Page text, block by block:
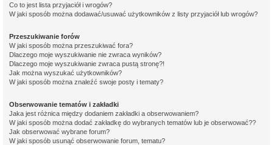
Co to jest lista przyjaciół i wrogów?
W jaki sposób można dodawać/usuwać użytkowników z listy przyjaciół lub wrogów?
Przeszukiwanie forów
W jaki sposób można przeszukiwać fora?
Dlaczego moje wyszukiwanie nie zwraca wyników?
Dlaczego moje wyszukiwanie zwraca pustą stronę?!
Jak można wyszukać użytkowników?
W jaki sposób można znaleźć swoje posty i tematy?
Obserwowanie tematów i zakładki
Jaka jest różnica między dodaniem zakładki a obserwowaniem?
W jaki sposób można dodać zakładkę do wybranych tematów lub je obserwować??
Jak obserwować wybrane forum?
W jaki sposób usunąć obserwowanie forum, tematu?